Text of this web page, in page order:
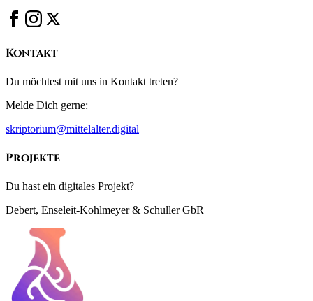
Kontakt
Du möchtest mit uns in Kontakt treten?
Melde Dich gerne:
skriptorium@mittelalter.digital
Projekte
Du hast ein digitales Projekt?
Debert, Enseleit-Kohlmeyer & Schuller GbR